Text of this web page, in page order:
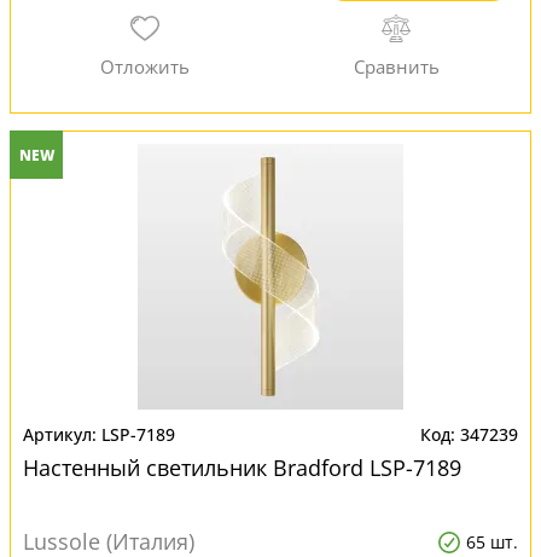
NEW
LSP-7189 347239
Настенный светильник Bradford LSP-7189
Lussole (Италия) 65 шт.